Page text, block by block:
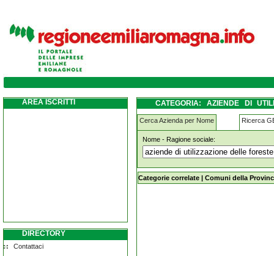
aziende-di-utilizzazione-delle-foreste-e-
AREA ISCRITTI
DIRECTORY
Contattaci
CATEGORIA: AZIENDE DI
BRUGNATELLA
Cerca Azienda per Nome Ricerca
Nome - Ragione sociale:
aziende-di-utilizzazione-delle-
Categorie correlate | Comuni della